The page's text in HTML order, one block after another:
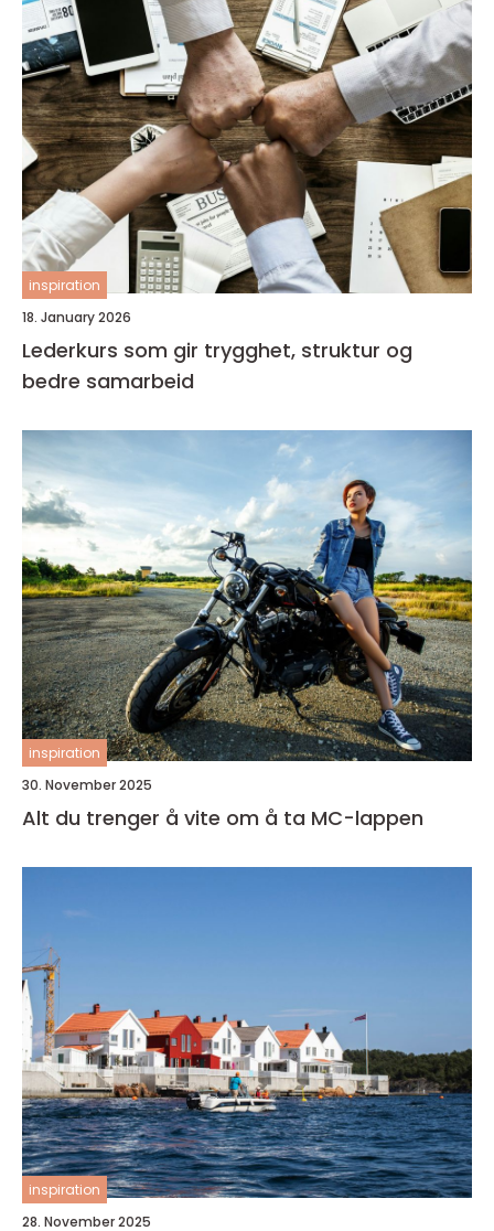
inspiration
18. January 2026
Lederkurs som gir trygghet, struktur og
bedre samarbeid
inspiration
30. November 2025
Alt du trenger å vite om å ta MC-lappen
inspiration
28. November 2025